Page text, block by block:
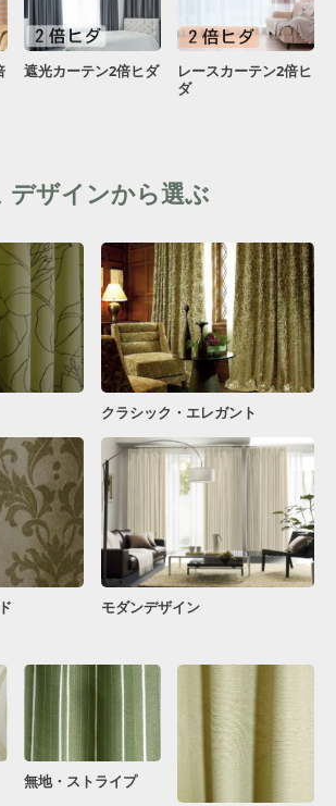
遮光カーテン2倍ヒダ
レースカーテン2倍ヒ
ダ
デザインから選ぶ
クラシック・エレガント
モダンデザイン
無地・ストライプ